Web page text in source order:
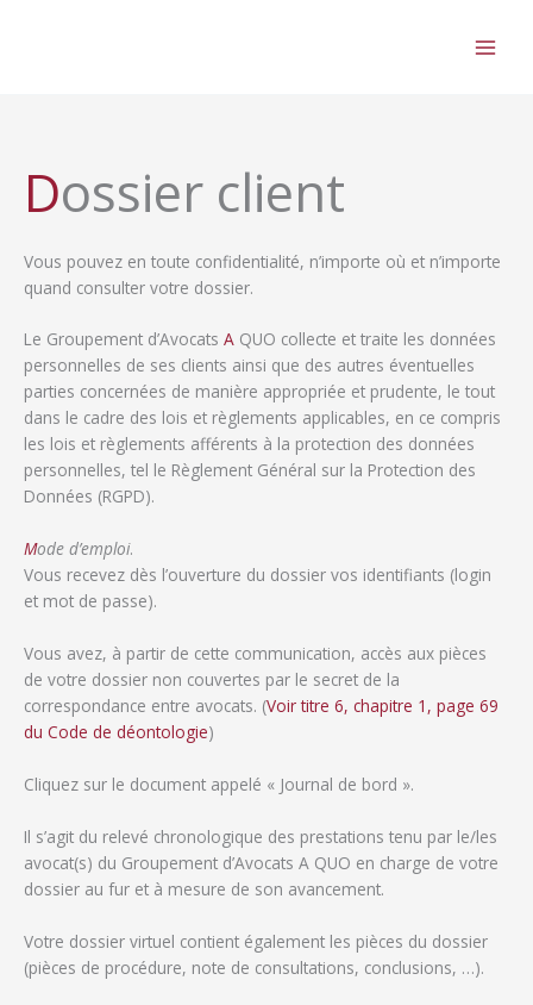
Dossier client
Vous pouvez en toute confidentialité, n’importe où et n’importe
quand consulter votre dossier.
Le Groupement d’Avocats A QUO collecte et traite les données
personnelles de ses clients ainsi que des autres éventuelles
parties concernées de manière appropriée et prudente, le tout
dans le cadre des lois et règlements applicables, en ce compris
les lois et règlements afférents à la protection des données
personnelles, tel le Règlement Général sur la Protection des
Données (RGPD).
Mode d’emploi.
Vous recevez dès l’ouverture du dossier vos identifiants (login
et mot de passe).
Vous avez, à partir de cette communication, accès aux pièces
de votre dossier non couvertes par le secret de la
correspondance entre avocats. (Voir titre 6, chapitre 1, page 69
du Code de déontologie)
Cliquez sur le document appelé « Journal de bord ».
Il s’agit du relevé chronologique des prestations tenu par le/les
avocat(s) du Groupement d’Avocats A QUO en charge de votre
dossier au fur et à mesure de son avancement.
Votre dossier virtuel contient également les pièces du dossier
(pièces de procédure, note de consultations, conclusions, …).